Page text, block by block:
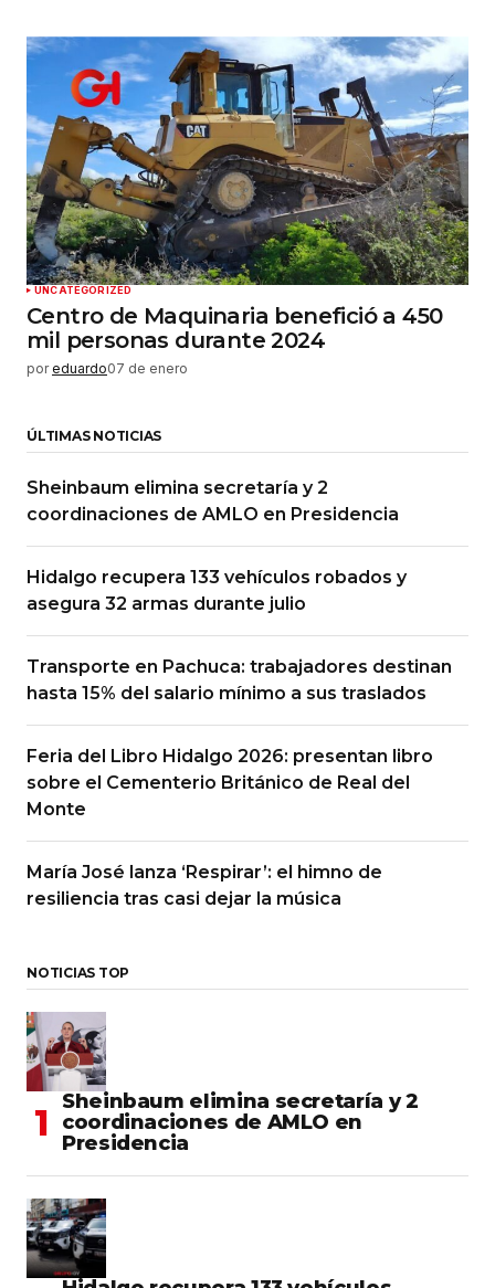
UNCATEGORIZED
Centro de Maquinaria benefició a 450
mil personas durante 2024
por eduardo07 de enero
ÚLTIMAS NOTICIAS
Sheinbaum elimina secretaría y 2
coordinaciones de AMLO en Presidencia
Hidalgo recupera 133 vehículos robados y
asegura 32 armas durante julio
Transporte en Pachuca: trabajadores destinan
hasta 15% del salario mínimo a sus traslados
Feria del Libro Hidalgo 2026: presentan libro
sobre el Cementerio Británico de Real del
Monte
María José lanza ‘Respirar’: el himno de
resiliencia tras casi dejar la música
NOTICIAS TOP
Sheinbaum elimina secretaría y 2
coordinaciones de AMLO en
Presidencia